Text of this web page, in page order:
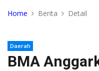
Home Berita Detail
Daerah
BMA